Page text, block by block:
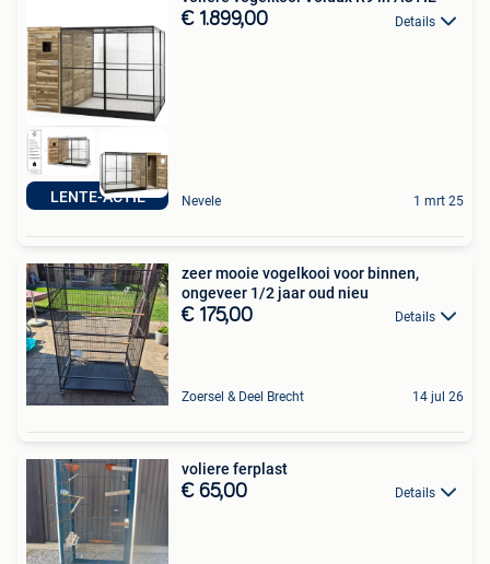
LENTE-ACTIE
€ 1.899,00 Details
Nevele 1 mrt 25
zeer mooie vogelkooi voor binnen,
ongeveer 1/2 jaar oud nieu
€ 175,00 Details
Zoersel & Deel Brecht 14 jul 26
voliere ferplast
€ 65,00 Details